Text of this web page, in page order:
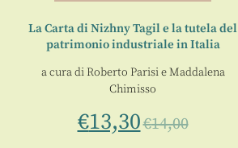
La Carta di Nizhny Tagil e la tutela del
patrimonio industriale in Italia
a cura diRoberto ParisieMaddalena
Chimisso
€13,30€14,00